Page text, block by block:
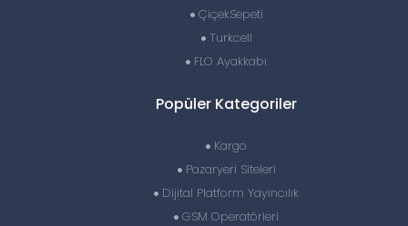
ÇiçekSepeti
Turkcell
FLO Ayakkabı
Popüler Kategoriler
Kargo
Pazaryeri Siteleri
Dijital Platform Yayıncılık
GSM Operatörleri